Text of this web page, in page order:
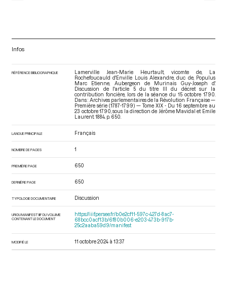
Infos
RÉFÉRENCE BIBLIOGRAPHIQUE
Lamerville Jean-Marie Heurtault, vicomte de, La
Rochefoucauld d'Enville Louis Alexandre, duc de, Populus
Marc Etienne, Aubergeon de Murinais Guy-Joseph d'.
Discussion de l'article 5 du titre III du décret sur la
contribution foncière, lors de la séance du 15 octobre 1790.
Dans : Archives parlementaires de la Révolution Française —
Première série (1787-1799) — Tome XIX - Du 16 septembre au
23 octobre 1790 , sous la direction de Jérôme Mavidal et Emile
Laurent. 1884. p. 650.
LANGUE PRINCIPALE Français
NOMBRE DE PAGES 1
PREMIÈRE PAGE 650
DERNIÈRE PAGE 650
TYPOLOGIE DOCUMENTAIRE Discussion
URI DU MANIFEST IIIF DU VOLUME
CONTENANT LE DOCUMENT
https://iiif.persee.fr/b0e2cf11-597c-427d-8ac7-
68bcc0acf13b/6f80b006-e203-473b-917b-
25c2aaba59d9/manifest
MODIFIÉ LE 11 octobre 2024 à 13:37